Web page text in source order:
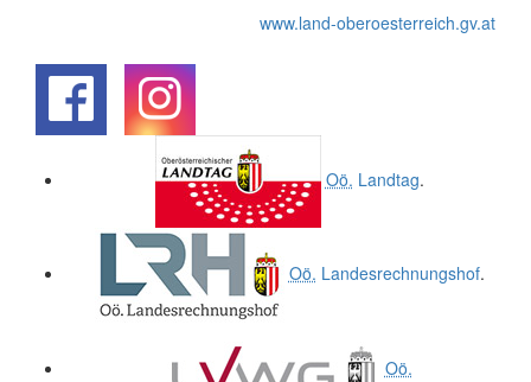
www.land-oberoesterreich.gv.at
Oö. Landtag.
Oö. Landesrechnungshof.
Oö.